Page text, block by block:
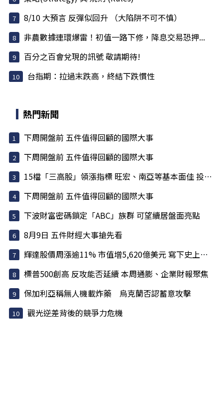
8/10 大預言 反彈似回升 （大陷阱不可不慎）
非農數據連環爆雷！初值一路下修，降息交易恐押...
百分之百會兌現的訊號 敬請期待!
台指期：拉過末跌高，終結下跌慣性
熱門新聞
下周開盤前 五件值得回顧的國際大事
下周開盤前 五件值得回顧的國際大事
15檔「三高股」領漲指標 旺宏、南亞等基本面佳 投信大買
下周開盤前 五件值得回顧的國際大事
下波財富密碼鎖定「ABC」族群 可望續居盤面亮點
8月9日 五件財經大事搶先看
輝達股價周漲逾11% 市值增5,620億美元 寫下史上最大單周...
標普500創高 反攻能否延續 本周通膨、企業財報聚焦
保加利亞稱無人機載炸藥 烏克蘭否認蓄意攻擊
觀光逆差背後的競爭力危機